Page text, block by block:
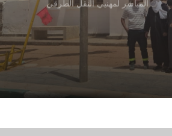
المباشر لمهنيي النقل الطرقي